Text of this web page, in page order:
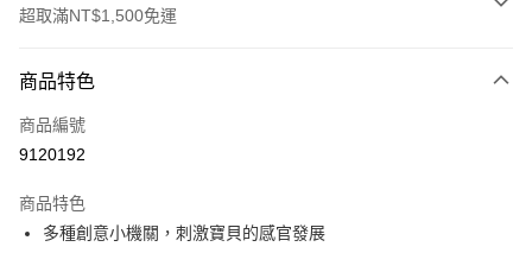
超取滿NT$1,500免運
信用卡一次付款
超商取貨付款
AFTEE先享後付
商品特色
商品編號
9120192
商品特色
多種創意小機關，刺激寶貝的感官發展